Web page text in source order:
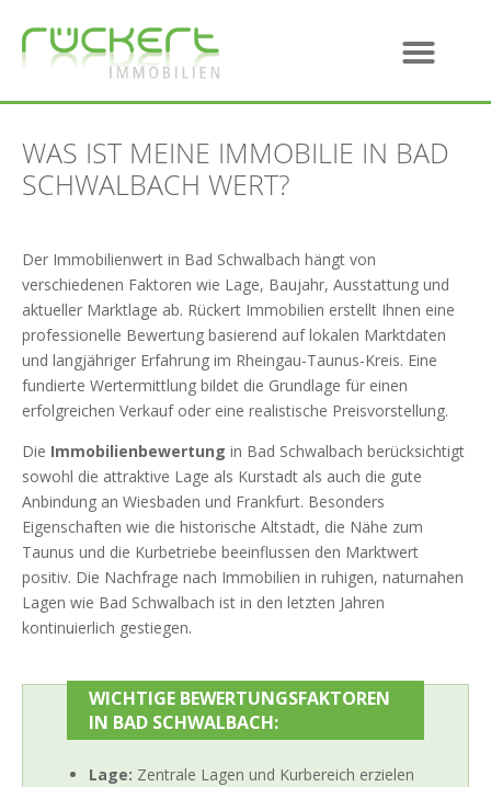
WAS IST MEINE IMMOBILIE IN BAD
SCHWALBACH WERT?
Der Immobilienwert in Bad Schwalbach hängt von
verschiedenen Faktoren wie Lage, Baujahr, Ausstattung und
aktueller Marktlage ab. Rückert Immobilien erstellt Ihnen eine
professionelle Bewertung basierend auf lokalen Marktdaten
und langjähriger Erfahrung im Rheingau-Taunus-Kreis. Eine
fundierte Wertermittlung bildet die Grundlage für einen
erfolgreichen Verkauf oder eine realistische Preisvorstellung.
Die Immobilienbewertung in Bad Schwalbach berücksichtigt
sowohl die attraktive Lage als Kurstadt als auch die gute
Anbindung an Wiesbaden und Frankfurt. Besonders
Eigenschaften wie die historische Altstadt, die Nähe zum
Taunus und die Kurbetriebe beeinflussen den Marktwert
positiv. Die Nachfrage nach Immobilien in ruhigen, naturnahen
Lagen wie Bad Schwalbach ist in den letzten Jahren
kontinuierlich gestiegen.
WICHTIGE BEWERTUNGSFAKTOREN
IN BAD SCHWALBACH:
Lage: Zentrale Lagen und Kurbereich erzielen